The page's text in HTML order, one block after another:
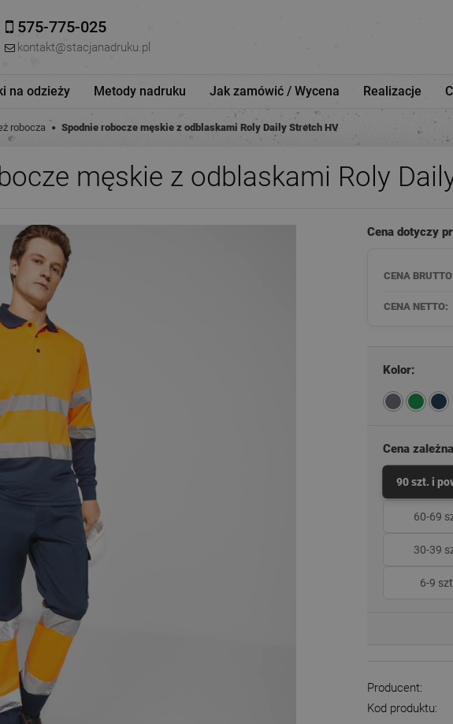
575-775-025
kontakt@stacjanadruku.pl
na odzieży Metody nadruku Jak zamówić / Wycena Realizacje
robocza Spodnie robocze męskie z odblaskami Roly Daily Stretch HV
męskie z odblaskami Roly
Cena dotyczy
CENA
CENA NETTO:
Kolor:
Cena
90 szt. i
60-69
30-39
6-9
Producent:
Kod produktu: